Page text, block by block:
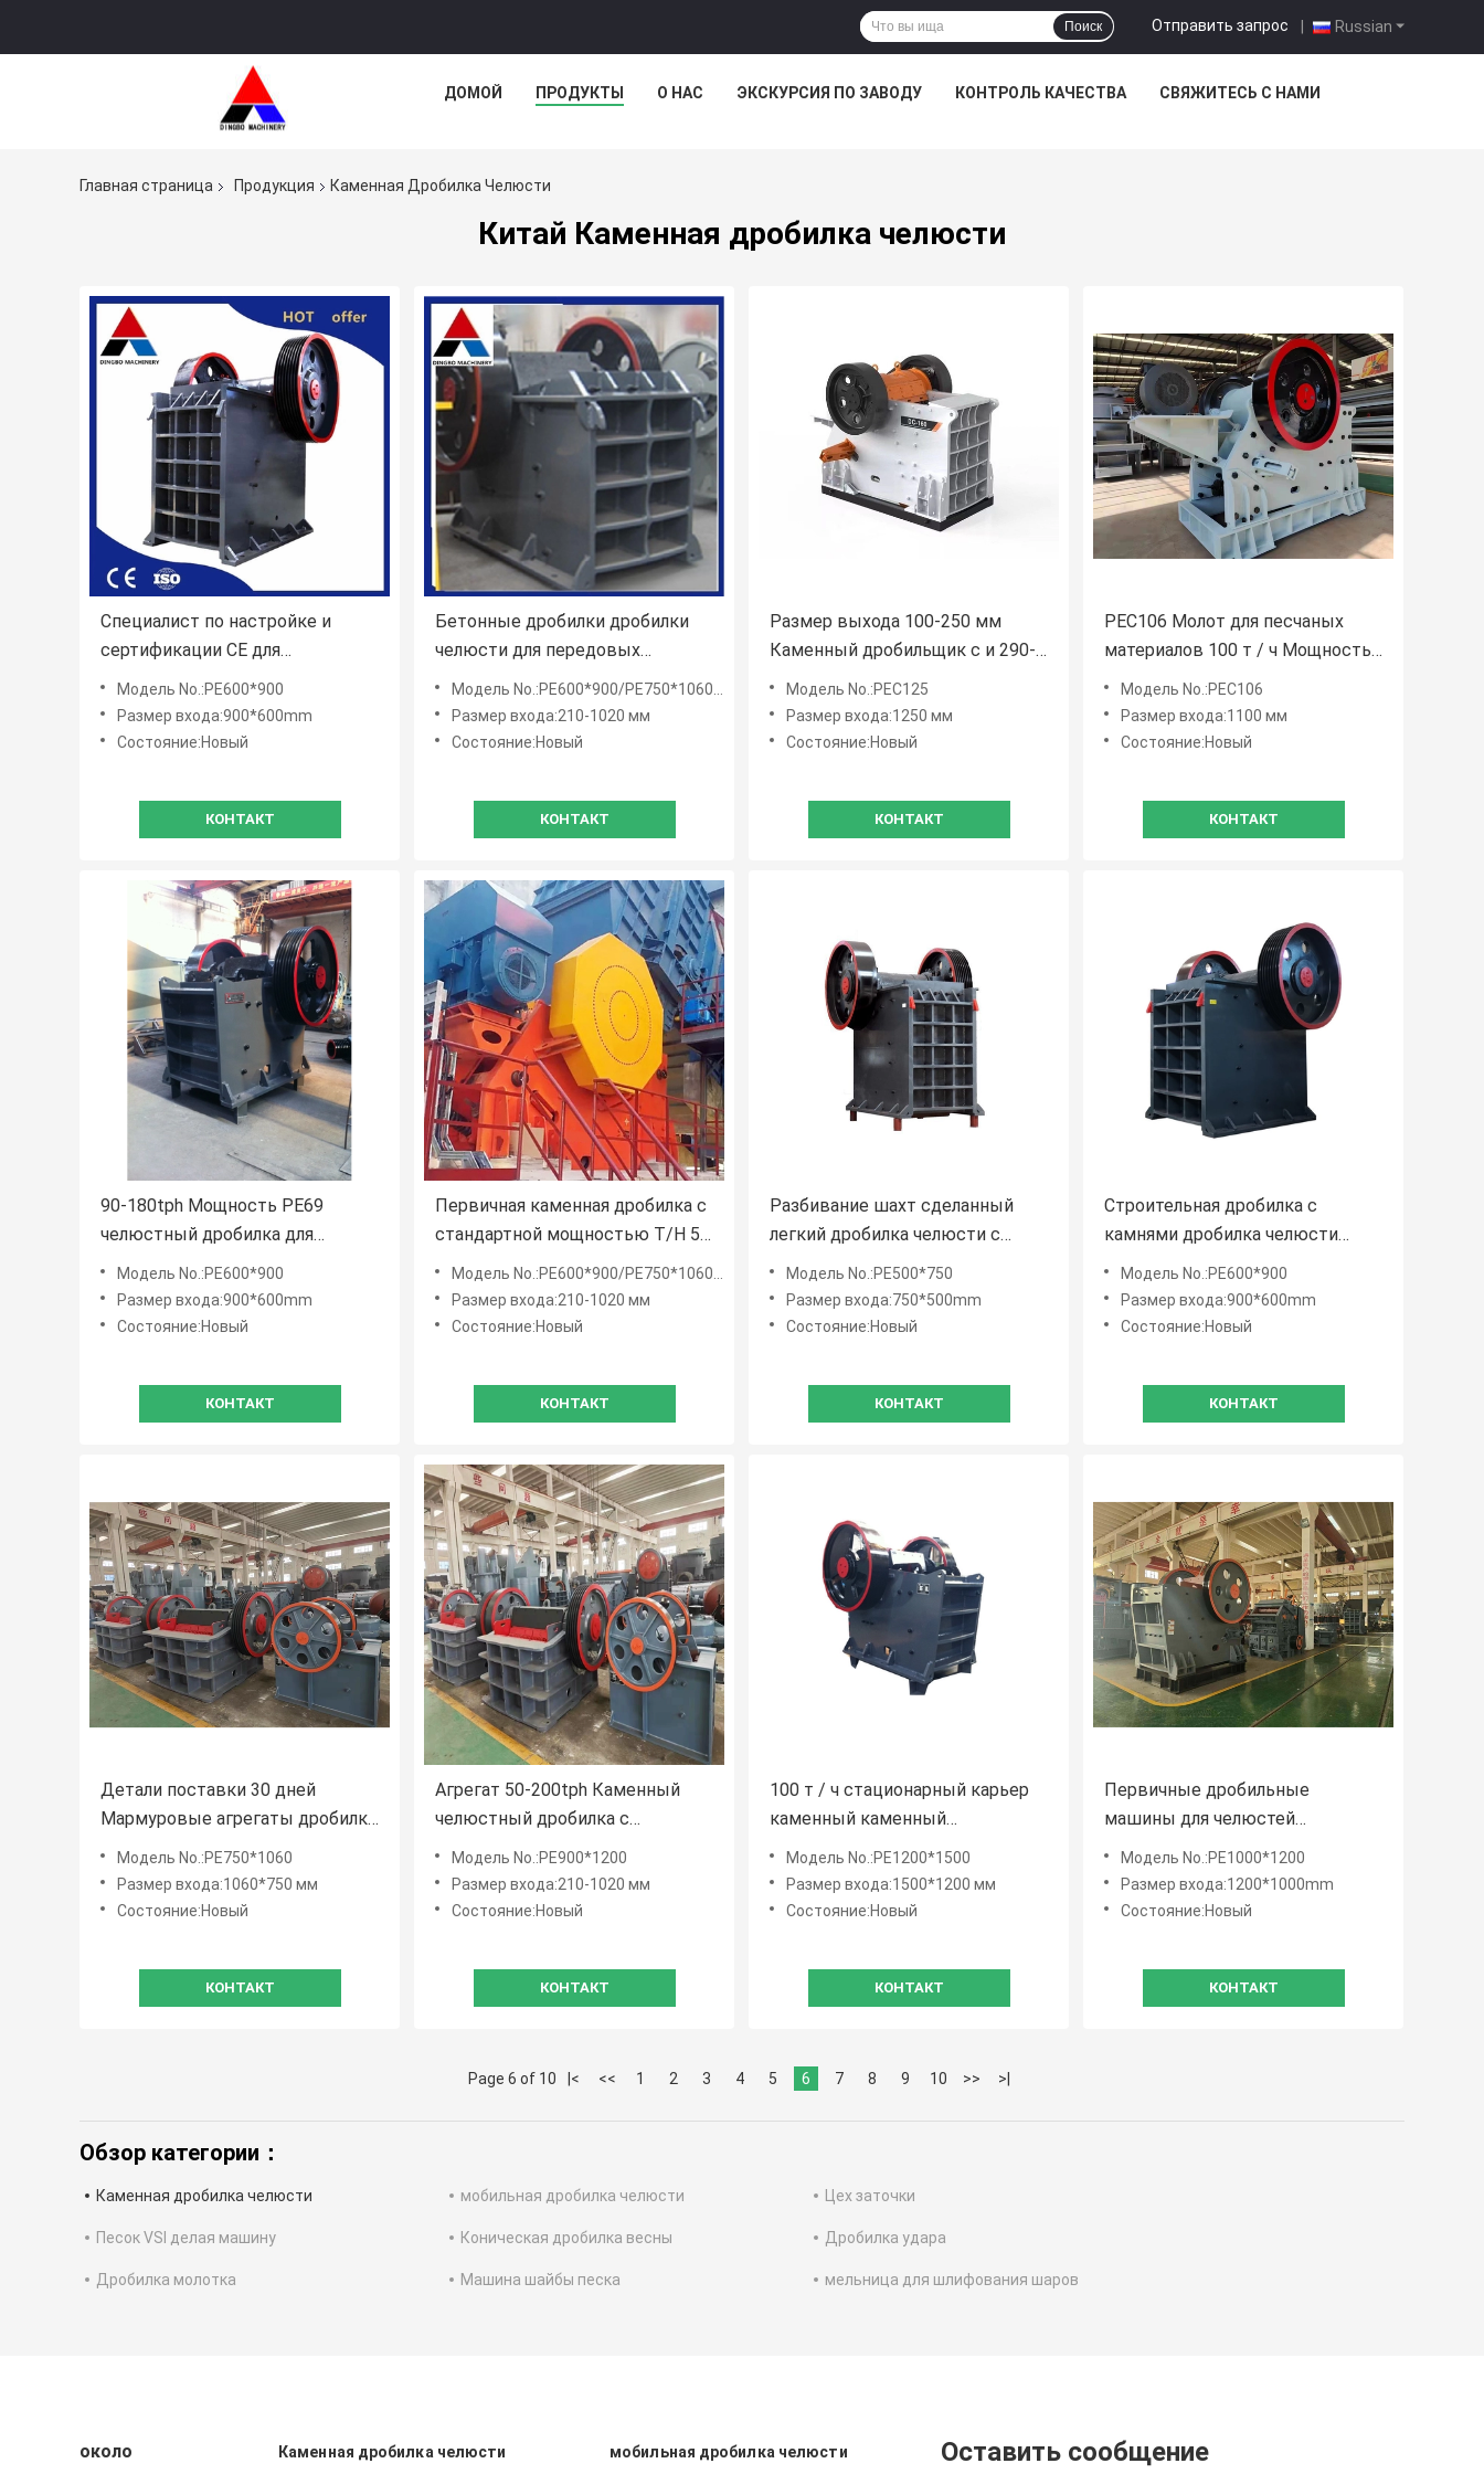
Russian
Отправить запрос |
Поиск
ДОМОЙ ПРОДУКТЫ О НАС ЭКСКУРСИЯ ПО ЗАВОДУ КОНТРОЛЬ КАЧЕСТВА СВЯЖИТЕСЬ С НАМИ
Главная страница Продукция Каменная Дробилка Челюсти
Китай Каменная дробилка челюсти
Специалист по настройке и
сертификации CE для
дробильников челюсти
Модель No.:PE600*900
Размер входа:900*600mm
Состояние:Новый
КОНТАКТ
Бетонные дробилки дробилки
челюсти для передовых
технологий и мощности до 5-800
т / ч
Модель No.:PE600*900/PE750*1060/PE900*1200/PE1000*1200
Размер входа:210-1020 мм
Состояние:Новый
КОНТАКТ
Размер выхода 100-250 мм
Каменный дробильщик с и 290-
845tph Мощность в Rock
челюсти дробилки
Модель No.:PEC125
Размер входа:1250 мм
Состояние:Новый
КОНТАКТ
PEC106 Молот для песчаных
материалов 100 т / ч Мощность
и производительность
Модель No.:PEC106
Размер входа:1100 мм
Состояние:Новый
КОНТАКТ
90-180tph Мощность PE69
челюстный дробилка для
известняка Каменный дробилка
по доступной цене
Модель No.:PE600*900
Размер входа:900*600mm
Состояние:Новый
КОНТАКТ
Первичная каменная дробилка с
стандартной мощностью T/H 5-
800tph и ленточным конвейером
Модель No.:PE600*900/PE750*1060/PE900*1200/PE1000*1200
Размер входа:210-1020 мм
Состояние:Новый
КОНТАКТ
Разбивание шахт сделанный
легкий дробилка челюсти с
экрана завода 55кВт мотора
мощности
Модель No.:PE500*750
Размер входа:750*500mm
Состояние:Новый
КОНТАКТ
Строительная дробилка с
камнями дробилка челюсти
Скрининг линия выхода Размер
65-140 мм
Модель No.:PE600*900
Размер входа:900*600mm
Состояние:Новый
КОНТАКТ
Детали поставки 30 дней
Мармуровые агрегаты дробилка
камень челюсти дробилка для
рынка
Модель No.:PE750*1060
Размер входа:1060*750 мм
Состояние:Новый
КОНТАКТ
Агрегат 50-200tph Каменный
челюстный дробилка с
вибрирующим экраном и
входным размером 210-1020 мм
Модель No.:PE900*1200
Размер входа:210-1020 мм
Состояние:Новый
КОНТАКТ
100 т / ч стационарный карьер
каменный каменный
дробильщик челюсти
дробильный завод с 150-300 мм
размера выхода
Модель No.:PE1200*1500
Размер входа:1500*1200 мм
Состояние:Новый
КОНТАКТ
Первичные дробильные
машины для челюстей
настройка на заказ тип
двигателя двигатель AC
Модель No.:PE1000*1200
Размер входа:1200*1000mm
Состояние:Новый
КОНТАКТ
Page 6 of 10 |< << 1 2 3 4 5 6 7 8 9 10 >> >|
Обзор категории：
Каменная дробилка челюсти мобильная дробилка челюсти Цех заточки
Песок VSI делая машину Коническая дробилка весны Дробилка удара
Дробилка молотка Машина шайбы песка мельница для шлифования шаров
около Каменная дробилка челюсти мобильная дробилка челюсти Оставить сообщение